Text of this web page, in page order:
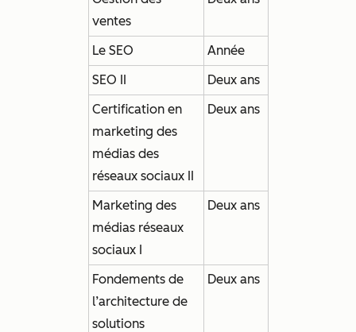
ventes
Le SEO
Année
SEO II
Deux ans
Certification en
marketing des
médias des
réseaux sociaux II
Deux ans
Marketing des
médias réseaux
sociaux I
Deux ans
Fondements de
l’architecture de
solutions
Deux ans